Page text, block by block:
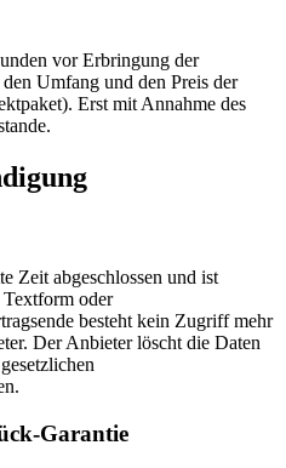
vor Erbringung der
Umfang und den Preis der
Erst mit Annahme des
Zeit abgeschlossen und ist
oder
besteht kein Zugriff mehr
Der Anbieter löscht die Daten
Garantie